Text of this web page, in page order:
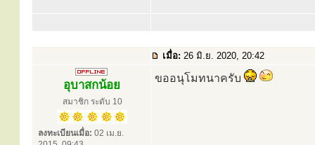
เมื่อ: 26 มิ.ย. 2020, 20:42
อุบาสกน้อย
สมาชิก ระดับ 10
ลงทะเบียนเมื่อ: 02 เม.ย.
ขออนุโมทนาครับ